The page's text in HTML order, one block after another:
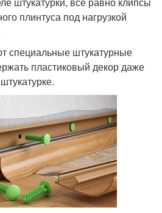
плинтуса под нагрузкой
специальные штукатурные
пластиковый декор даже